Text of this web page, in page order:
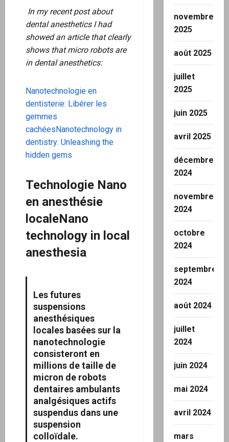
In my recent post about
dental anesthetics I had
showed an article that clearly
shows that micro robots are
in dental anesthetics:
Nanotechnologie en
dentisterie: Libérer les
gemmes
cachéesNanotechnology in
dentistry: Unleashing the
hidden gems
Technologie Nano
en anesthésie
localeNano
technology in local
anesthesia
Les futures
suspensions
anesthésiques
locales basées sur la
nanotechnologie
consisteront en
millions de taille de
micron de robots
dentaires ambulants
analgésiques actifs
suspendus dans une
suspension
colloïdale.
novembre
2025
août 2025
juillet
2025
juin 2025
avril 2025
décembre
2024
novembre
2024
octobre
2024
septembre
2024
août 2024
juillet
2024
juin 2024
mai 2024
avril 2024
mars